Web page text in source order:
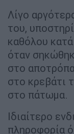
Λίγο
του,
καθόλου κατά
όταν
στο
στο κρεβάτι
στο πάτωμα.
Ιδιαίτερο
πληροφορία